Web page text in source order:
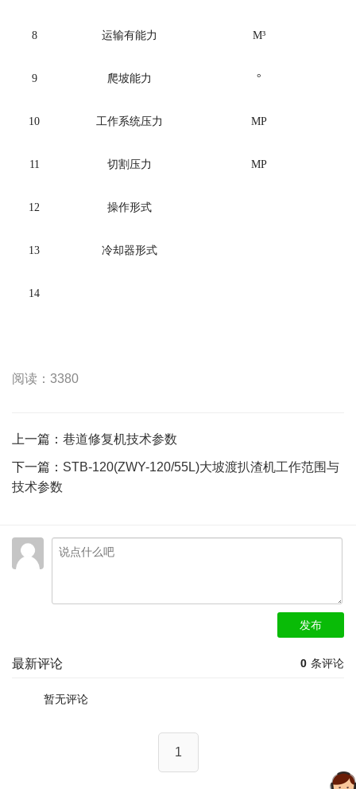
8 运输有能力 M³
9 爬坡能力 °
10 工作系统压力 MP
11 切割压力 MP
12 操作形式
13 冷却器形式
14
阅读：3380
上一篇： 巷道修复机技术参数
下一篇： STB-120(ZWY-120/55L)大坡渡扒渣机工作范围与
技术参数
发布
0 条评论
最新评论
暂无评论
1